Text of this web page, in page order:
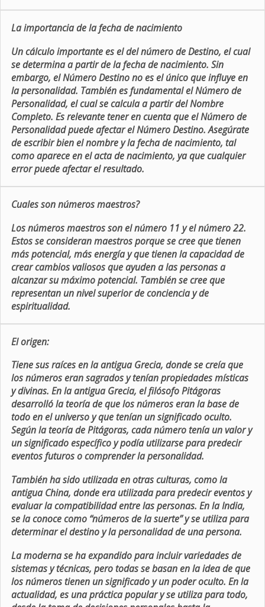
La importancia de la fecha de nacimiento
Un cálculo importante es el del número de Destino, el cual
se determina a partir de la fecha de nacimiento. Sin
embargo, el Número Destino no es el único que influye en
la personalidad. También es fundamental el Número de
Personalidad, el cual se calcula a partir del Nombre
Completo. Es relevante tener en cuenta que el Número de
Personalidad puede afectar el Número Destino. Asegúrate
de escribir bien el nombre y la fecha de nacimiento, tal
como aparece en el acta de nacimiento, ya que cualquier
error puede afectar el resultado.
Cuales son números maestros?
Los números maestros son el número 11 y el número 22.
Estos se consideran maestros porque se cree que tienen
más potencial, más energía y que tienen la capacidad de
crear cambios valiosos que ayuden a las personas a
alcanzar su máximo potencial. También se cree que
representan un nivel superior de conciencia y de
espiritualidad.
El origen:
Tiene sus raíces en la antigua Grecia, donde se creía que
los números eran sagrados y tenían propiedades místicas
y divinas. En la antigua Grecia, el filósofo Pitágoras
desarrolló la teoría de que los números eran la base de
todo en el universo y que tenían un significado oculto.
Según la teoría de Pitágoras, cada número tenía un valor y
un significado específico y podía utilizarse para predecir
eventos futuros o comprender la personalidad.
También ha sido utilizada en otras culturas, como la
antigua China, donde era utilizada para predecir eventos y
evaluar la compatibilidad entre las personas. En la India,
se la conoce como “números de la suerte” y se utiliza para
determinar el destino y la personalidad de una persona.
La moderna se ha expandido para incluir variedades de
sistemas y técnicas, pero todas se basan en la idea de que
los números tienen un significado y un poder oculto. En la
actualidad, es una práctica popular y se utiliza para todo,